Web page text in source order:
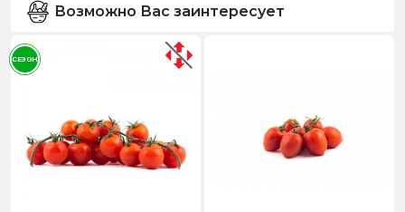
Возможно Вас заинтересует
СЕЗОН